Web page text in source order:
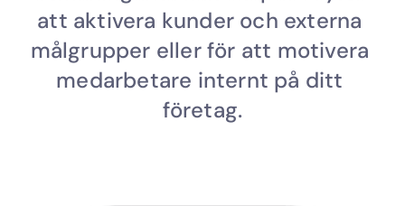
att aktivera kunder och externa
målgrupper eller för att motivera
medarbetare internt på ditt
företag.